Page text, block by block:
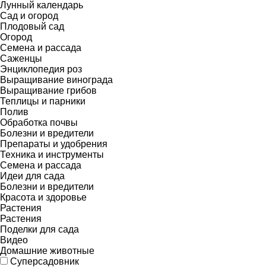
Лунный календарь
Сад и огород
Плодовый сад
Огород
Семена и рассада
Саженцы
Энциклопедия роз
Выращивание винограда
Выращивание грибов
Теплицы и парники
Полив
Обработка почвы
Болезни и вредители
Препараты и удобрения
Техника и инструменты
Семена и рассада
Идеи для сада
Болезни и вредители
Красота и здоровье
Растения
Растения
Поделки для сада
Видео
Домашние животные
Суперсадовник